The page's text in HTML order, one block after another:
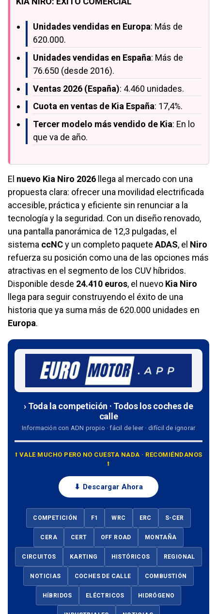
Unidades vendidas en Europa: Más de
620.000.
Unidades vendidas en España: Más de
76.650 (desde 2016).
Ventas 2026 (España): 4.460 unidades.
Cuota en ventas de Kia España: 17,4%.
Tercer modelo más vendido de Kia: En lo
que va de año.
El nuevo Kia Niro 2026 llega al mercado con una
propuesta clara: ofrecer una movilidad electrificada
accesible, práctica y eficiente sin renunciar a la
tecnología y la seguridad. Con un diseño renovado,
una pantalla panorámica de 12,3 pulgadas, el
sistema ccNCy un completo paquete ADAS, el Niro
refuerza su posición como una de las opciones más
atractivas en el segmento de los CUV híbridos.
Disponible desde 24.410 euros, el nuevo Kia Niro
llega para seguir construyendo el éxito de una
historia que ya suma más de 620.000 unidades en
Europa.
› Toda la competición · Todos los coches de
calle
Información con ADN propio · fácil de leer · difícil de ignorar
⭡ VALE MUCHO PERO NO CUESTA NADA · RECOMIÉNDANOS
⭡
⬇ Descargar Ahora
COMPETICIÓN F1 WRC ERC S-CER
CERA CERT OFF ROAD MONTAÑA
CIRCUITOS KARTING HISTÓRICOS REGIONAL
NOTICIAS COCHES DE CALLE COMBUSTIÓN
HÍBRIDOS ELÉCTRICOS HIDRÓGENO